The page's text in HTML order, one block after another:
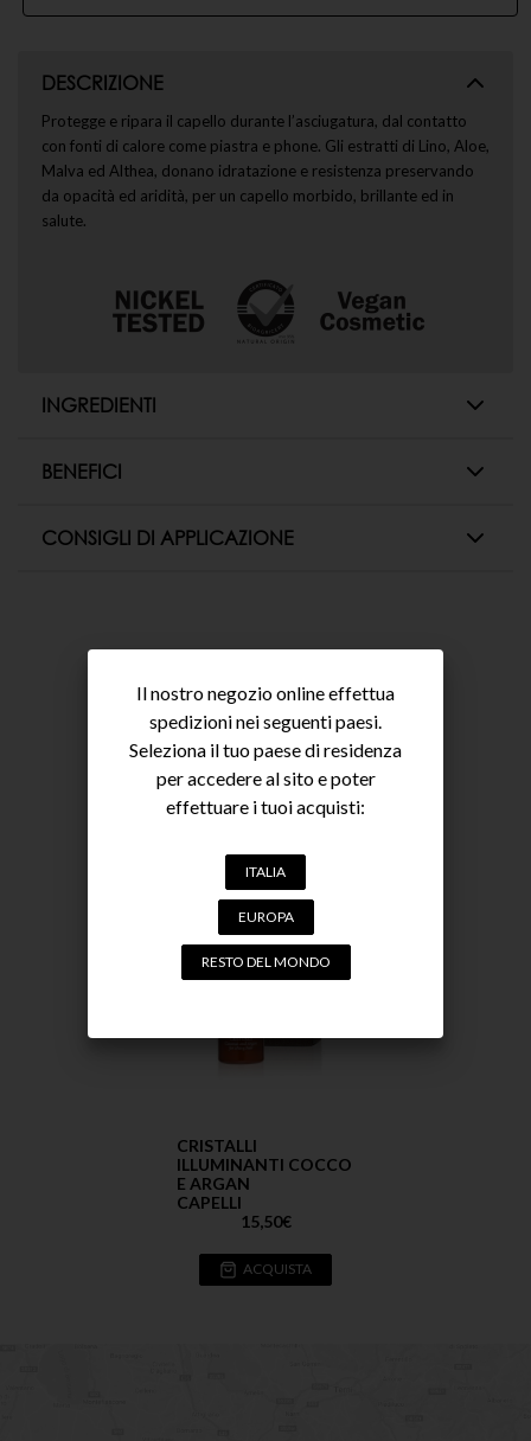
DESCRIZIONE
Protegge e ripara il capello durante l’asciugatura, dal contatto
con fonti di calore come piastra e phone. Gli estratti di Lino, Aloe,
Malva ed Althea, donano idratazione e resistenza preservando
da opacità ed aridità, per un capello morbido, brillante ed in
salute.
INGREDIENTI
extract (*),Malva sylvestris (Mallow) flower/leaf extract
hydroxypropyltrimonium chloride,Sodium arganamphoacetate.
BENEFICI
Rinforza e tonifica la fibra capillare.
CONSIGLI DI APPLICAZIONE
ARTICOLI
SUGGERITI
CRISTALLI
ILLUMINANTI COCCO
E ARGAN
CAPELLI
15,50€
ACQUISTA
Il nostro negozio online effettua
spedizioni nei seguenti paesi.
Seleziona il tuo paese di residenza
per accedere al sito e poter
effettuare i tuoi acquisti:
ITALIA
EUROPA
RESTO DEL MONDO